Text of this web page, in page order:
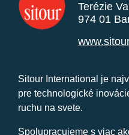
Terézie
974 01
Sitour International je
pre technologické
ruchu na svete.
Spolupracujeme s viac